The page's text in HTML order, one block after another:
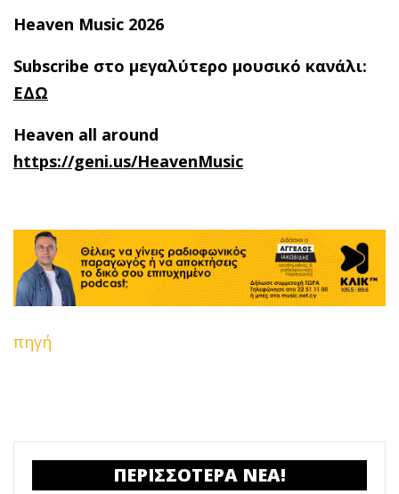
Heaven Music 2026
Subscribe στο μεγαλύτερο μουσικό κανάλι:
ΕΔΩ
Heaven all around
https://geni.us/HeavenMusic
πηγή
ΠΕΡΙΣΣΟΤΕΡΑ ΝΕΑ!